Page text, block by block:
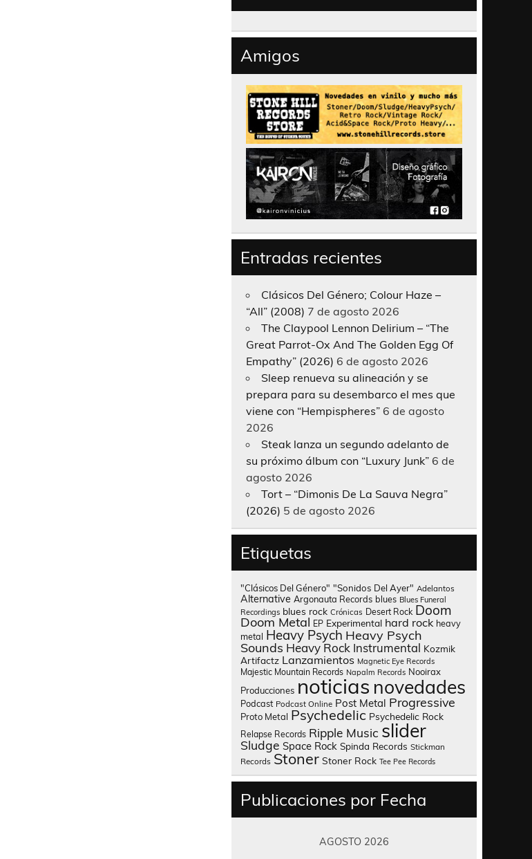
Amigos
Entradas recientes
Clásicos Del Género; Colour Haze –
“All” (2008) 7 de agosto 2026
The Claypool Lennon Delirium – “The
Great Parrot-Ox And The Golden Egg Of
Empathy” (2026) 6 de agosto 2026
Sleep renueva su alineación y se
prepara para su desembarco el mes que
viene con “Hempispheres” 6 de agosto
2026
Steak lanza un segundo adelanto de
su próximo álbum con “Luxury Junk” 6 de
agosto 2026
Tort – “Dimonis De La Sauva Negra”
(2026) 5 de agosto 2026
Etiquetas
"Clásicos Del Género" "Sonidos Del Ayer" Adelantos
Alternative Argonauta Records blues Blues Funeral
Recordings blues rock Crónicas Desert Rock Doom
Doom Metal EP Experimental hard rock heavy
metal Heavy Psych Heavy Psych
Sounds Heavy Rock Instrumental Kozmik
Artifactz Lanzamientos Magnetic Eye Records
Majestic Mountain Records Napalm Records Nooirax
Producciones noticias novedades
Podcast Podcast Online Post Metal Progressive
Proto Metal Psychedelic Psychedelic Rock
Relapse Records Ripple Music slider
Sludge Space Rock Spinda Records Stickman
Records Stoner Stoner Rock Tee Pee Records
Publicaciones por Fecha
AGOSTO 2026